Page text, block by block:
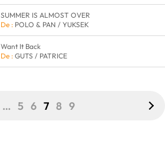
SUMMER IS ALMOST OVER
POLO & PAN / YUKSEK
Want It Back
GUTS / PATRICE
… 5 6 7 8 9